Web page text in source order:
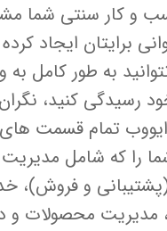
و کار سنتی شما
برایتان ایجاد کرده
به طور کامل
رسیدگی کنید، نگران
تمام قسمت های
را که شامل مدیریت
(پشتیبانی و فروش)،
مدیریت محصولات و